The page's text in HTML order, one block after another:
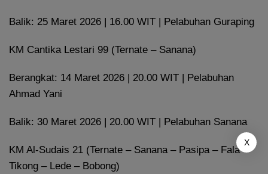
Balik: 25 Maret 2026 | 16.00 WIT | Pelabuhan Guraping
KM Cantika Lestari 99 (Ternate – Sanana)
Berangkat: 14 Maret 2026 | 20.00 WIT | Pelabuhan
Ahmad Yani
Balik: 30 Maret 2026 | 20.00 WIT | Pelabuhan Sanana
KM Al-Sudais 21 (Ternate – Sanana – Pasipa – Fala –
Tikong – Lede – Bobong)
X